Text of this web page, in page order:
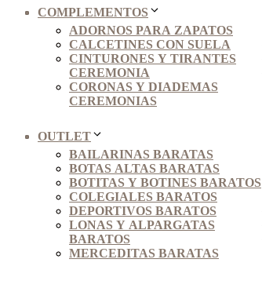
COMPLEMENTOS
ADORNOS PARA ZAPATOS
CALCETINES CON SUELA
CINTURONES Y TIRANTES
CEREMONIA
CORONAS Y DIADEMAS
CEREMONIAS
OUTLET
BAILARINAS BARATAS
BOTAS ALTAS BARATAS
BOTITAS Y BOTINES BARATOS
COLEGIALES BARATOS
DEPORTIVOS BARATOS
LONAS Y ALPARGATAS
BARATOS
MERCEDITAS BARATAS